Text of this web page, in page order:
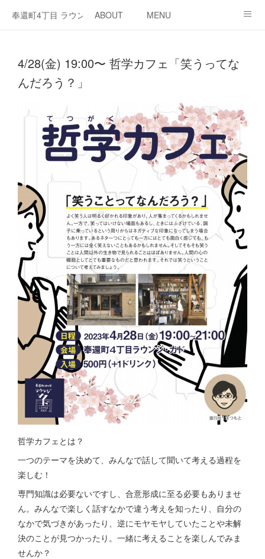
奉還町4丁目 ラウンジ・カド
ABOUT MENU
4/28(金) 19:00〜 哲学カフェ「笑うってな
んだろう？」
哲学カフェとは？
一つのテーマを決めて、みんなで話して聞いて考える過程を
楽しむ！
専門知識は必要ないですし、合意形成に至る必要もありませ
ん。みんなで楽しく話すなかで違う考えを知ったり、自分の
なかで気づきがあったり、逆にモヤモヤしていたことや未解
決のことが見つかったり。一緒に考えることを楽しんでみま
せんか？